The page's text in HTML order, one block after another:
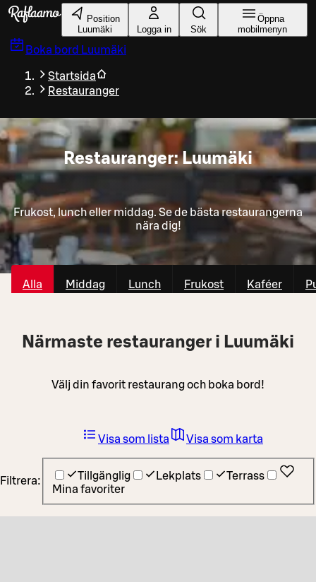
Gå till huvudinnehållet
Position
Luumäki
Logga in Sök
Öppna
mobilmenyn
Boka bord Luumäki
Startsida
Restauranger
Restauranger: Luumäki
Frukost, lunch eller middag. Se de bästa restaurangerna
nära dig!
Alla Middag Lunch Frukost Kaféer
Närmaste restauranger i Luumäki
Välj din favorit restaurang och boka bord!
Filtrera: Tillgänglig Lekplats
Terrass
Mina favoriter
Visa som lista Visa som karta